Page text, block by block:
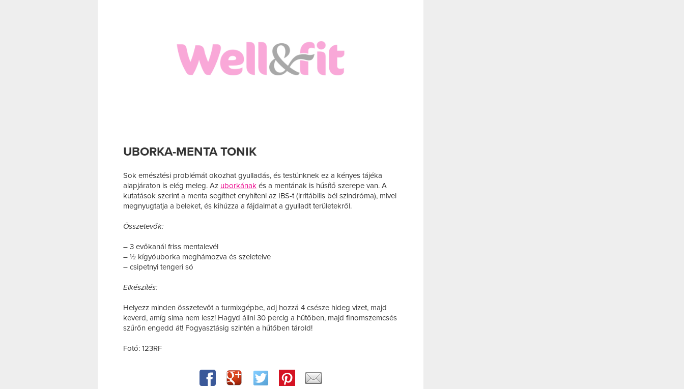
UBORKA-MENTA TONIK
Sok emésztési problémát okozhat gyulladás, és testünknek ez a kényes tájéka
alapjáraton is elég meleg. Az uborkának és a mentának is hűsítő szerepe van. A
kutatások szerint a menta segíthet enyhíteni az IBS-t (irritábilis bél szindróma), mivel
megnyugtatja a beleket, és kihúzza a fájdalmat a gyulladt területekről.
Összetevők:
– 3 evőkanál friss mentalevél
– ½ kígyóuborka meghámozva és szeletelve
– csipetnyi tengeri só
Elkészítés:
Helyezz minden összetevőt a turmixgépbe, adj hozzá 4 csésze hideg vizet, majd
keverd, amíg sima nem lesz! Hagyd állni 30 percig a hűtőben, majd finomszemcsés
szűrőn engedd át! Fogyasztásig szintén a hűtőben tárold!
Fotó: 123RF